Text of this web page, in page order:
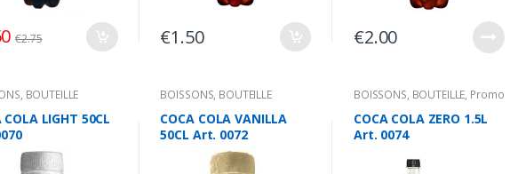
€2.75 €1.50 €2.00
, BOUTEILLE
COLA LIGHT 50CL
BOISSONS, BOUTEILLE
COCA COLA VANILLA
50CL Art. 0072
BOISSONS, BOUTEILLE, Promo
COCA COLA ZERO 1.5L
Art. 0074